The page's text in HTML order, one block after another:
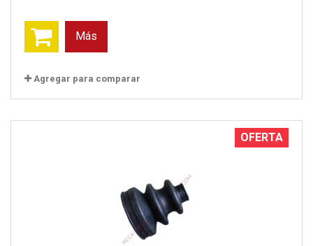
Más
Agregar para comparar
OFERTA